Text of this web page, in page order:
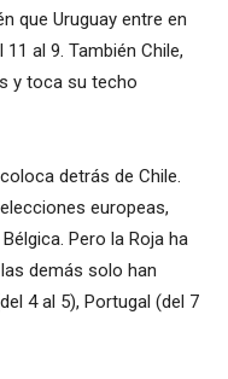
que Uruguay entre en
al 9. También Chile,
y toca su techo
detrás de Chile.
europeas,
Pero la Roja ha
demás solo han
4 al 5), Portugal (del 7